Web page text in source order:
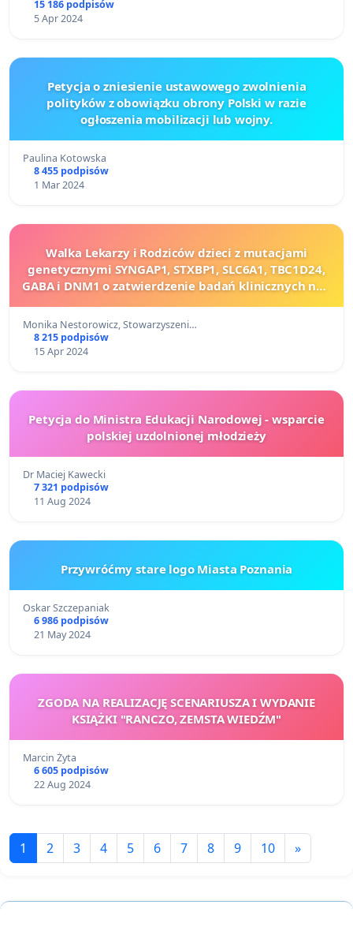
15 186 podpisów
5 Apr 2024
Petycja o zniesienie ustawowego zwolnienia
polityków z obowiązku obrony Polski w razie
ogłoszenia mobilizacji lub wojny.
Paulina Kotowska
8 455 podpisów
1 Mar 2024
Walka Lekarzy i Rodziców dzieci z mutacjami
genetycznymi SYNGAP1, STXBP1, SLC6A1, TBC1D24,
GABA i DNM1 o zatwierdzenie badań klinicznych nad
Monika Nestorowicz, Stowarzyszeni…
8 215 podpisów
15 Apr 2024
Petycja do Ministra Edukacji Narodowej - wsparcie
polskiej uzdolnionej młodzieży
Dr Maciej Kawecki
7 321 podpisów
11 Aug 2024
Przywróćmy stare logo Miasta Poznania
Oskar Szczepaniak
6 986 podpisów
21 May 2024
ZGODA NA REALIZACJĘ SCENARIUSZA I WYDANIE
KSIĄŻKI "RANCZO, ZEMSTA WIEDŹM"
Marcin Żyta
6 605 podpisów
22 Aug 2024
1 2 3 4 5 6 7 8 9 10 »